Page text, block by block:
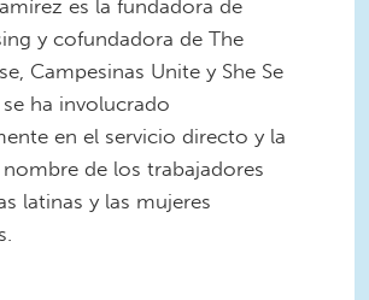
es la fundadora de
y cofundadora de The
Campesinas Unite y She Se
se ha involucrado
en el servicio directo y la
nombre de los trabajadores
latinas y las mujeres